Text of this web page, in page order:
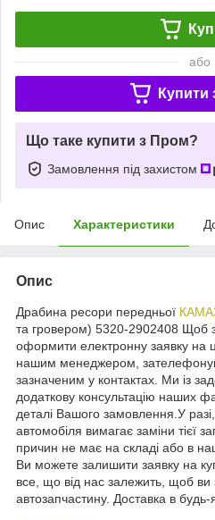
або
Купити
Що таке купити з Пром?
Замовлення під захистом
Опис Характеристики
Опис
Драбина ресори передньої
та гровером) 5320-2902408 Щоб
оформити електронну заявку на
нашим менеджером,
зазначеним у контактах. Ми із
додаткову консультацію наших
деталі Вашого замовлення.У
автомобіля вимагає заміни тієї
причин не має на складі або в
Ви можете залишити заявку на
все, що від нас залежить, щоб ви
автозапчастину. Доставка в будь-